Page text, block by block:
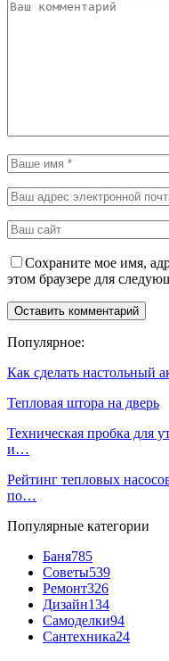
Сохраните мое имя,
этом браузере для
Популярное:
Как сделать настольный
Тепловая штора на дверь
Техническая пробка для
и…
Рейтинг тепловых
по…
Популярные категории
Баня785
Советы539
Ремонт326
Дизайн134
Самоделки94
Сантехника24